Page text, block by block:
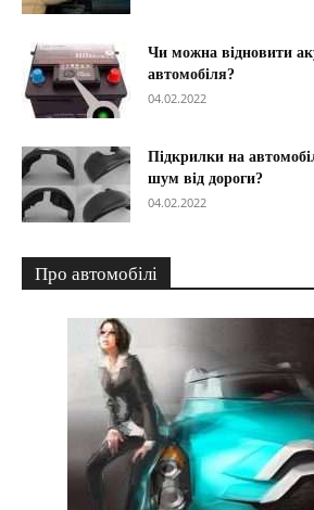
Чи можна відновити
автомобіля?
04.02.2022
Підкрилки на
шум від дороги?
04.02.2022
Про автомобілі